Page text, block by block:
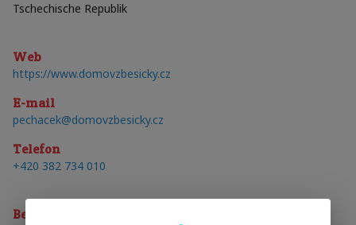
Tschechische Republik
Web
https://www.domovzbesicky.cz
E-mail
pechacek@domovzbesicky.cz
Telefon
+420 382 734 010
Behinderungen